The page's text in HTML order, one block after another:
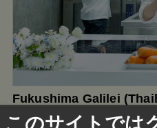
Fukushima Galilei
業務用冷凍冷蔵庫、冷凍冷蔵シ
このサイトでは